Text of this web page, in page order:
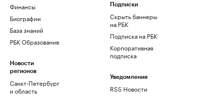
Финансы
Биографии
База знаний
РБК Образование
Новости
регионов
Санкт-Петербург
и область
Подписки
Скрыть баннеры
на РБК
Подписка на РБК
Корпоративная
подписка
Уведомления
RSS Новости